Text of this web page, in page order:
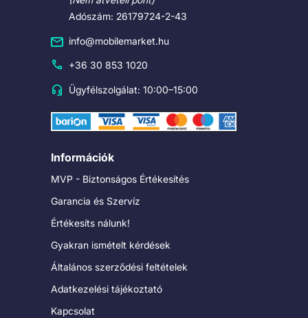
Adószám: 26179724-2-43
info@mobilemarket.hu
+36 30 853 1020
Ügyfélszolgálat: 10:00–15:00
Információk
MVP - Biztonságos Értékesítés
Garancia és Szervíz
Értékesíts nálunk!
Gyakran ismételt kérdések
Általános szerződési feltételek
Adatkezelési tájékoztató
Kapcsolat